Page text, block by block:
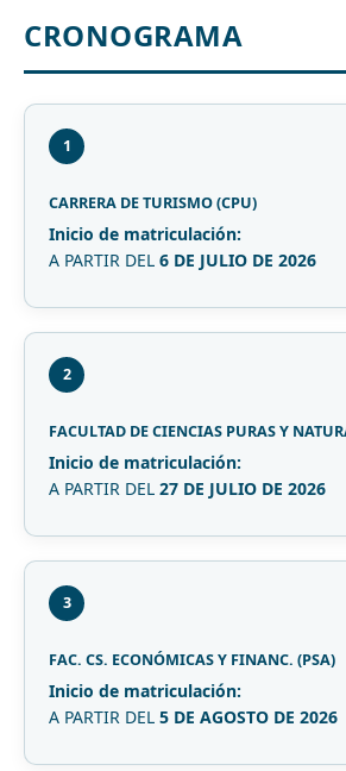
CRONOGRAMA
1
CARRERA DE TURISMO (CPU)
Inicio de matriculación:
A PARTIR DEL 6 DE JULIO DE 2026
2
FACULTAD DE CIENCIAS PURAS Y
Inicio de matriculación:
A PARTIR DEL 27 DE JULIO DE 2026
3
FAC. CS. ECONÓMICAS Y FINANC. (PSA)
Inicio de matriculación:
A PARTIR DEL 5 DE AGOSTO DE 2026